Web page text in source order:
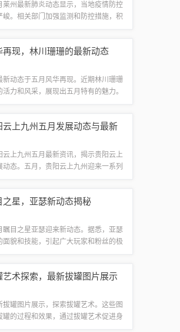
莱州最新肺炎动态显示，当地疫情防控
峻。相关部门加强监测和防控措施，积
散。公众需保持警惕，遵守防疫措...
再现，林川珊珊的最新动态
新动态于五月风华再现。近期林川珊珊
活力和风采，展现出五月特有的魅力。
季节里，林川珊珊以其独特的魅力再...
云上九州五月发展动态与最新
云上九州五月最新资讯，揭示贵阳云上
动态。五月，贵阳云上九州迎来一系列
让读者了解这一地区的最新发展动...
之星，亚瑟新动态揭秘
瞩目之星亚瑟迎来新动态。据悉，亚瑟
面貌和技能，引起广大玩家和粉丝的极
戏界的耀眼之星。亚瑟的崛起与崭...
艺术探索，最新拔罐图片展示
拔罐图片展示，探索拔罐艺术。这些图
罐的过程和效果，通过拔罐艺术促进身